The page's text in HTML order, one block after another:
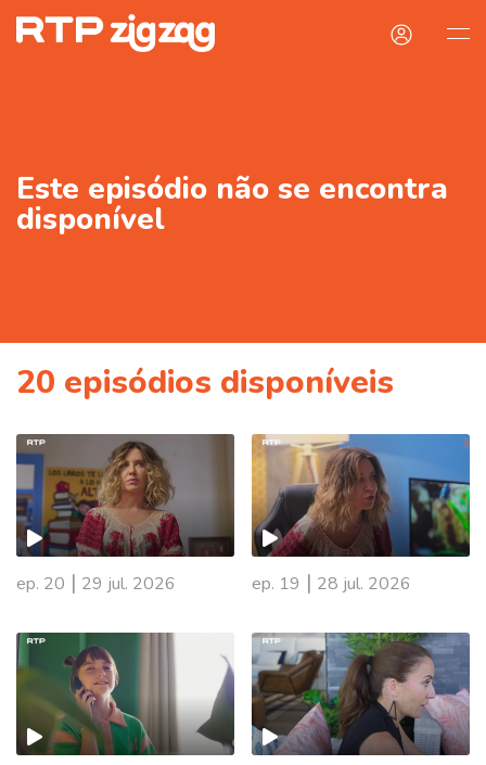
Este episódio não se encontra
disponível
20 episódios disponíveis
ep. 20 | 29 jul. 2026 ep. 19 | 28 jul. 2026